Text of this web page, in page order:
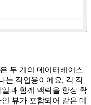
두 개의 데이터베이스
는 작업용이에요. 각 작
과 함께 맥락을 항상 확
뷰가 포함되어 같은 데